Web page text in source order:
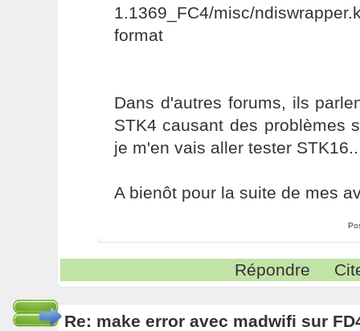
1.1369_FC4/misc/
format
Dans d'autres forums, ils
STK4 causant des problèmes
je m'en vais aller tester
A bienôt pour la suite de mes
Répondre
Re: make error avec madwifi sur